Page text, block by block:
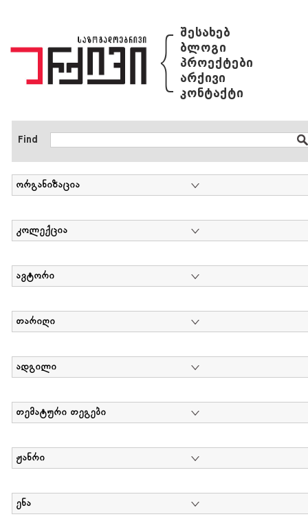
{ შესახებ
ბლოგი
პროექტები
არქივი
კონტაქტი
Find
ორგანიზაცია
კოლექცია
ავტორი
თარიღი
ადგილი
თემატური თეგები
ჟანრი
ენა